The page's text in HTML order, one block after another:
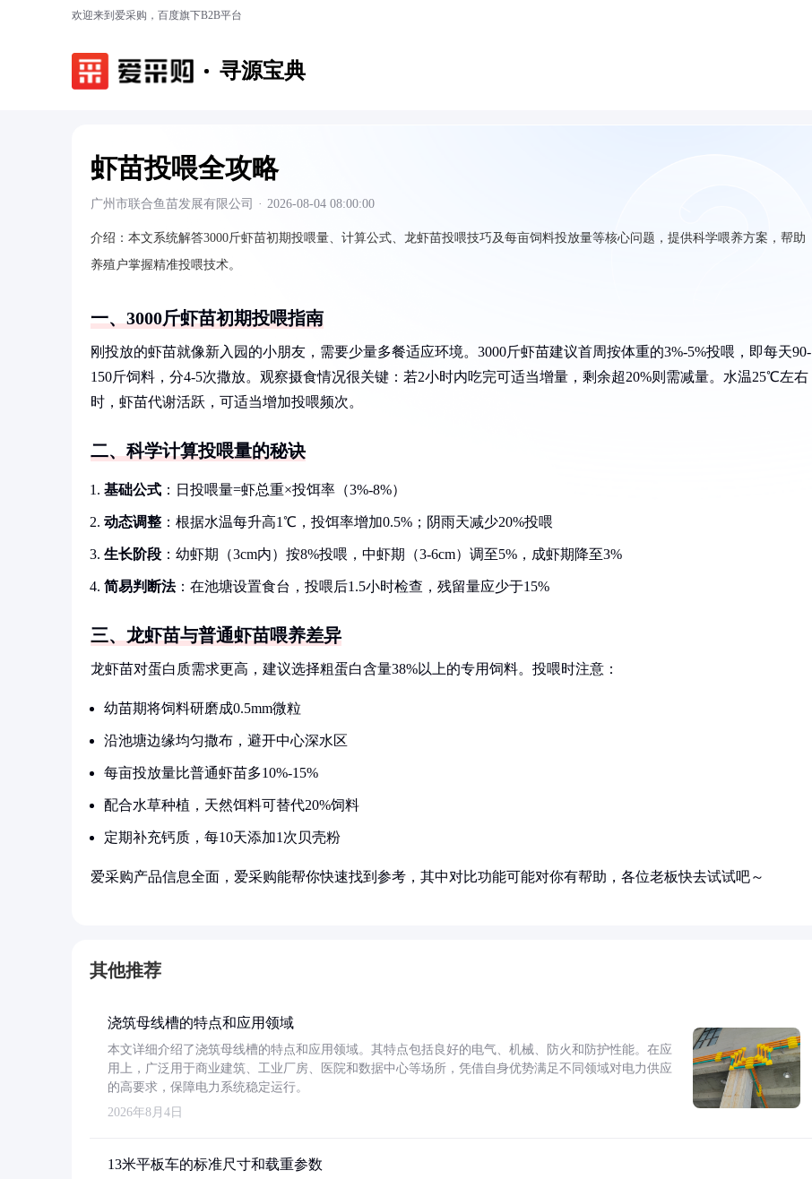
欢迎来到爱采购，百度旗下B2B平台
寻源宝典
虾苗投喂全攻略
广州市联合鱼苗发展有限公司 · 2026-08-04 08:00:00
介绍： 本文系统解答3000斤虾苗初期投喂量、计算公式、龙虾苗投喂技巧及每亩饲料投放量等核心问题，提供科学喂养方案，帮助
养殖户掌握精准投喂技术。
一、3000斤虾苗初期投喂指南
刚投放的虾苗就像新入园的小朋友，需要少量多餐适应环境。3000斤虾苗建议首周按体重的3%-5%投喂，即每天90-
150斤饲料，分4-5次撒放。观察摄食情况很关键：若2小时内吃完可适当增量，剩余超20%则需减量。水温25℃左右
时，虾苗代谢活跃，可适当增加投喂频次。
二、科学计算投喂量的秘诀
基础公式 ：日投喂量=虾总重×投饵率（3%-8%）
动态调整 ：根据水温每升高1℃，投饵率增加0.5%；阴雨天减少20%投喂
生长阶段 ：幼虾期（3cm内）按8%投喂，中虾期（3-6cm）调至5%，成虾期降至3%
简易判断法：在池塘设置食台，投喂后1.5小时检查，残留量应少于15%
三、龙虾苗与普通虾苗喂养差异
龙虾苗对蛋白质需求更高，建议选择粗蛋白含量38%以上的专用饲料。投喂时注意：
幼苗期将饲料研磨成0.5mm微粒
沿池塘边缘均匀撒布，避开中心深水区
每亩投放量比普通虾苗多10%-15%
配合水草种植，天然饵料可替代20%饲料
定期补充钙质，每10天添加1次贝壳粉
爱采购产品信息全面，爱采购能帮你快速找到参考，其中对比功能可能对你有帮助，各位老板快去试试吧～
其他推荐
浇筑母线槽的特点和应用领域
本文详细介绍了浇筑母线槽的特点和应用领域。其特点包括良好的电气、机械、防火和防护性能。在应
用上，广泛用于商业建筑、工业厂房、医院和数据中心等场所，凭借自身优势满足不同领域对电力供应
的高要求，保障电力系统稳定运行。
2026年8月4日
13米平板车的标准尺寸和载重参数